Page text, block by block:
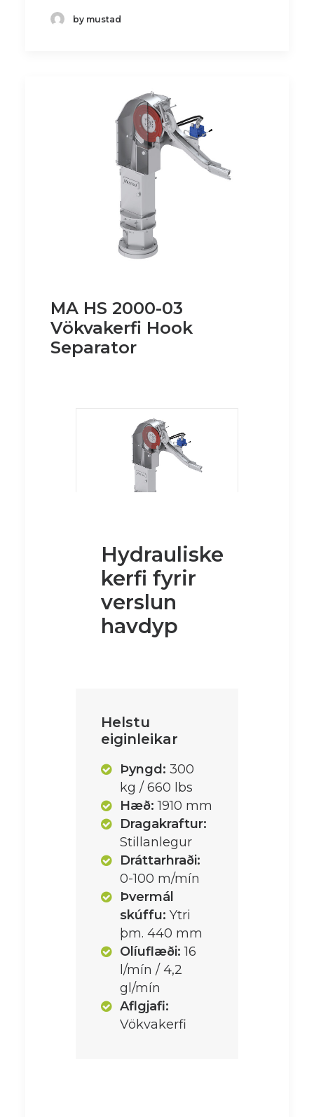
by mustad
MA HS 2000-03
Vökvakerfi Hook
Separator
Hydrauliske
kerfi fyrir
verslun
havdyp
Helstu
eiginleikar
Þyngd: 300
kg / 660 lbs
Hæð: 1910 mm
Dragakraftur:
Stillanlegur
Dráttarhraði:
0-100 m/mín
Þvermál
skúffu: Ytri
þm. 440 mm
Olíuflæði: 16
l/mín / 4,2
gl/mín
Aflgjafi:
Vökvakerfi